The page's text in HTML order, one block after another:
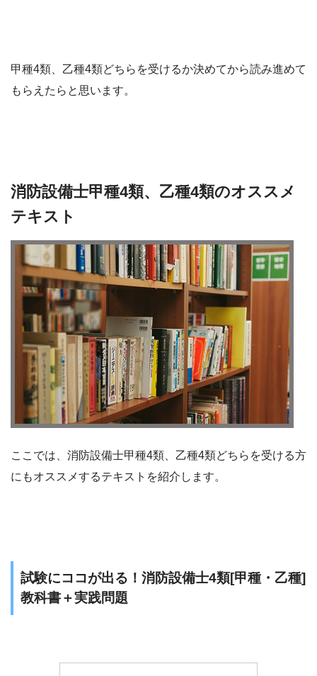
甲種4類、乙種4類どちらを受けるか決めてから読み進めて
もらえたらと思います。
消防設備士甲種4類、乙種4類のオススメ
テキスト
ここでは、消防設備士甲種4類、乙種4類どちらを受ける方
にもオススメするテキストを紹介します。
試験にココが出る！消防設備士4類[甲種・乙種]
教科書＋実践問題